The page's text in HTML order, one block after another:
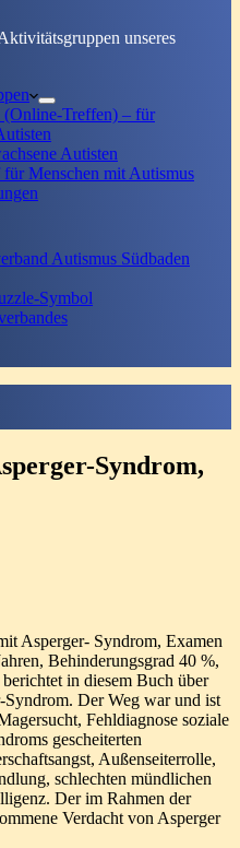
unseres
(Online-Treffen) – für
Autisten
Menschen mit Autismus
Autismus Südbaden
Symbol
Syndrom,
Asperger- Syndrom, Examen
Behinderungsgrad 40 %,
berichtet in diesem Buch über
Der Weg war und ist
Fehldiagnose soziale
gescheiterten
Außenseiterrolle,
schlechten mündlichen
Der im Rahmen der
Verdacht von Asperger